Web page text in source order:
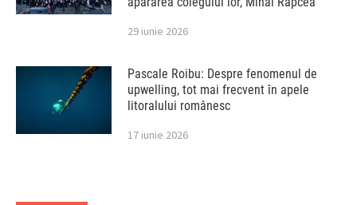
29 iunie 2026
Pascale Roibu: Despre fenomenul de
upwelling, tot mai frecvent în apele
litoralului românesc
17 iunie 2026